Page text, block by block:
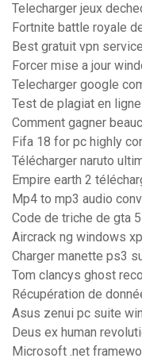
Telecharger jeux
Fortnite battle royale
Best gratuit vpn
Forcer mise a jour
Telecharger google
Test de plagiat en ligne
Comment gagner
Fifa 18 for pc highly
Télécharger naruto
Empire earth 2
Mp4 to mp3 audio
Code de triche de gta
Aircrack ng windows
Charger manette ps3
Tom clancys ghost
Récupération de
Asus zenui pc suite
Deus ex human
Microsoft .net